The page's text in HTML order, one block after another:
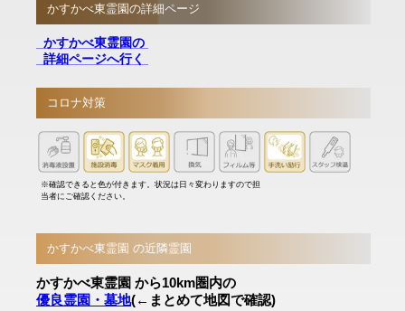
かすかべ東霊園の詳細ページ
かすかべ東霊園の
詳細ページへ行く
コロナ対策
※確認できると色が付きます。状況は日々変わりますので担
当者にご確認ください。
かすかべ東霊園 の近隣霊園
かすかべ東霊園 から10km圏内の
優良霊園・墓地(←まとめて地図で確認)